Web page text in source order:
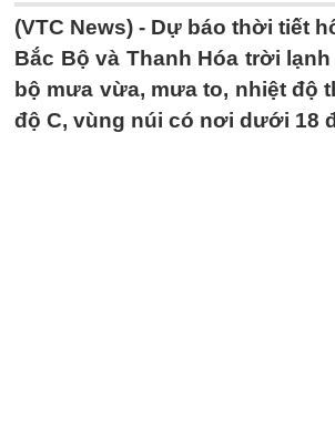
(VTC News) - Dự báo thời tiết
Bắc Bộ và Thanh Hóa trời
bộ mưa vừa, mưa to, nhiệt độ
độ C, vùng núi có nơi dưới 18